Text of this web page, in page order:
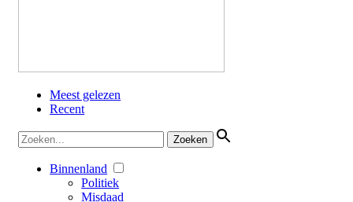
Meest gelezen
Recent
Binnenland
Politiek
Misdaad